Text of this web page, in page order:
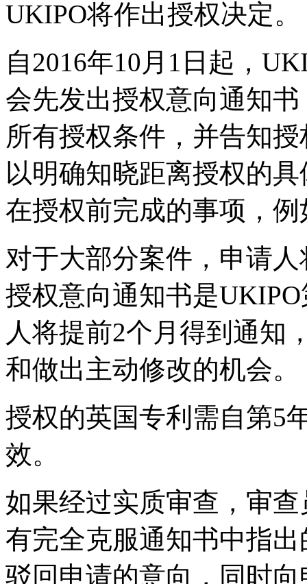
UKIPO将作出授权决定。
自2016年10月1日起，
会先发出授权意向通知
所有授权条件，并告知
以明确知晓距离授权的
在授权前完成的事项，
对于大部分案件，申请
授权意向通知书是
人将提前2个月得到通知
和做出主动修改的机会。
授权的英国专利需自第5
效。
如果经过实质审查，审
有完全克服通知书中指
驳回申请的意向，同时